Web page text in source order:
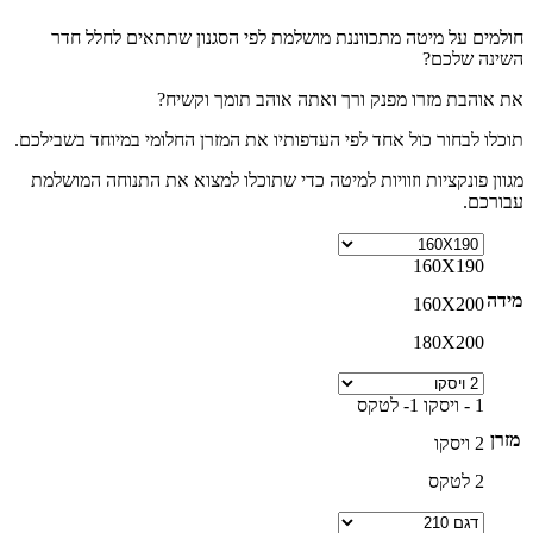
חולמים על מיטה מתכווננת מושלמת לפי הסגנון שתתאים לחלל חדר
השינה שלכם?
את אוהבת מזרו מפנק ורך ואתה אוהב תומך וקשיח?
תוכלו לבחור כול אחד לפי העדפותיו את המזרן החלומי במיוחד בשבילכם.
מגוון פונקציות וזוויות למיטה כדי שתוכלו למצוא את התנוחה המושלמת
עבורכם.
מידה
160X190
160X200
180X200
מזרן
1 - ויסקו 1- לטקס
2 ויסקו
2 לטקס